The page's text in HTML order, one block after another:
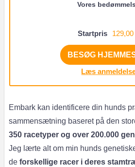
Startpris 129,00
Vores
BESØG
Læs
Embark kan identificere din hunds
sammensætning baseret på den
350 racetyper og over 200.000
Jeg lærte alt om min hunds
deforskellige racer i deres